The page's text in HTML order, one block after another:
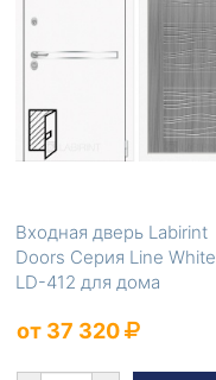
Входная дверь Labirint
Doors Серия Line White
LD-412 для дома
от 37 320